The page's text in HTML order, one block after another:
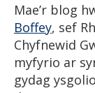
Mae’r blog
Boffey, sef
Chyfnewid
myfyrio ar
gydag